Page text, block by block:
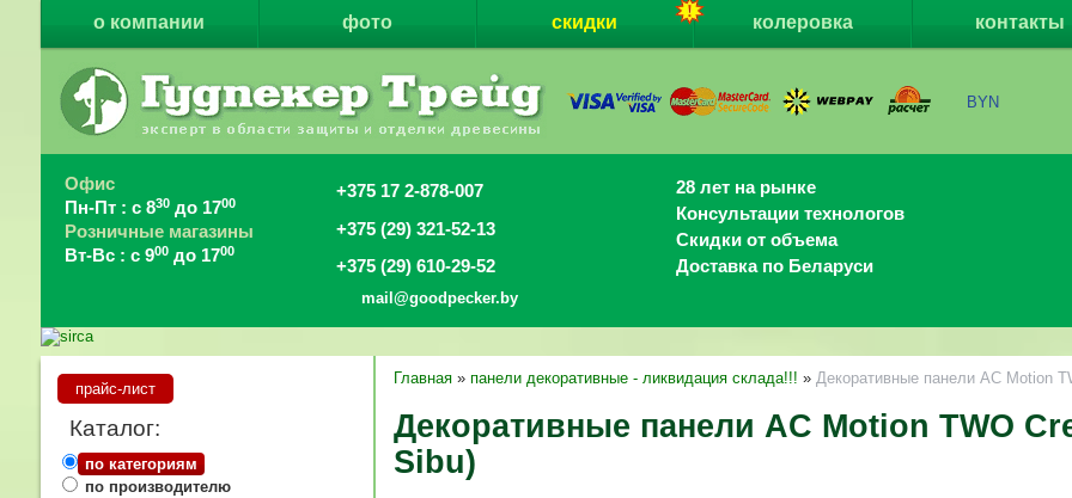
о компании фото скидки колеровка контакты
BYN
Офис
Пн-Пт : с 830до 1700
Розничные магазины
Вт-Вс : с 900до 1700
+375 17 2-878-007
+375 (29) 321-52-13
+375 (29) 610-29-52
mail@goodpecker.by
28 лет на рынке
Консультации технологов
Скидки от объема
Доставка по Беларуси
прайс-лист
Каталог:
по категориям
по производителю
Главная » панели декоративные - ликвидация склада!!! » Декоративные панели AC Motion
Декоративные панели AC Motion TWO
Sibu)